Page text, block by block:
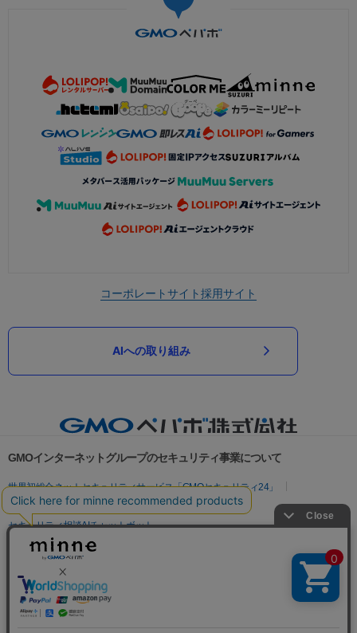
コーポレートサイト採用サイト
AIへの取り組み
GMOインターネットグループのセキュリティ事業について
世界初総合ネットセキュリティサービス「GMOセキュリティ24」
パスワード漏洩診断
Webサイトリスク診断
セキュリティ相談AIチャットボット
実在証明・盗聴対策
サイバー攻撃対策（GMO Flatt Security）
セキュリティ事業の軌跡